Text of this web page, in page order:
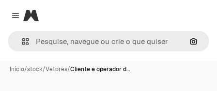
Close menu
Magnific
Início/stock/Vetores/Cliente e operador d…